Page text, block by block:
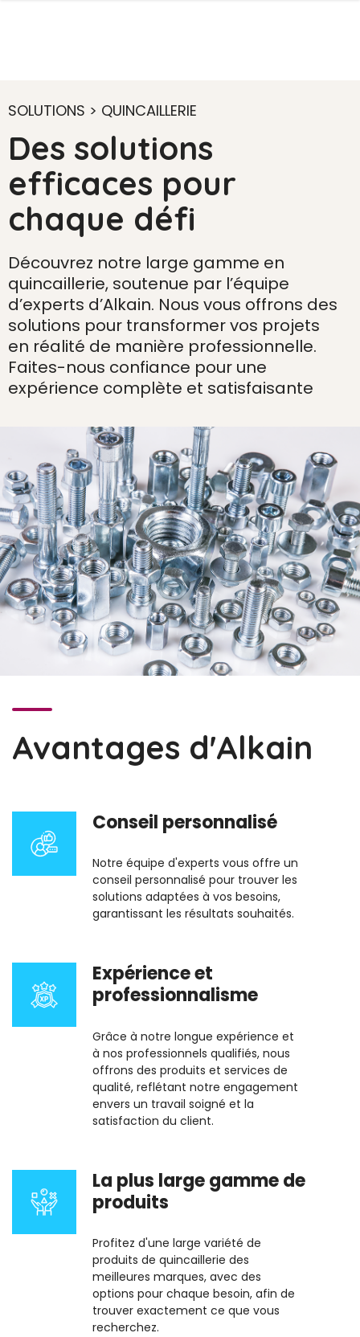
SOLUTIONS > QUINCAILLERIE
Des solutions
efficaces pour
chaque défi
Découvrez notre large gamme en
quincaillerie, soutenue par l’équipe
d’experts d’Alkain. Nous vous offrons des
solutions pour transformer vos projets
en réalité de manière professionnelle.
Faites-nous confiance pour une
expérience complète et satisfaisante
Avantages d'Alkain
Conseil personnalisé
Notre équipe d'experts vous offre un
conseil personnalisé pour trouver les
solutions adaptées à vos besoins,
garantissant les résultats souhaités.
Expérience et
professionnalisme
Grâce à notre longue expérience et
à nos professionnels qualifiés, nous
offrons des produits et services de
qualité, reflétant notre engagement
envers un travail soigné et la
satisfaction du client.
La plus large gamme de
produits
Profitez d'une large variété de
produits de quincaillerie des
meilleures marques, avec des
options pour chaque besoin, afin de
trouver exactement ce que vous
recherchez.